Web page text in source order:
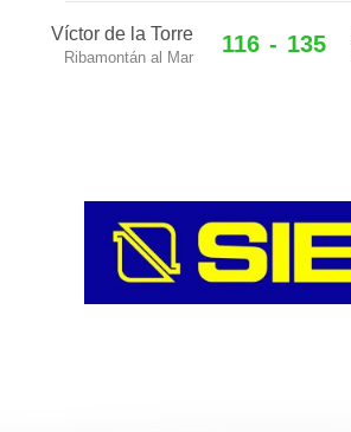
Víctor de la Torre
Ribamontán al Mar
116 - 135